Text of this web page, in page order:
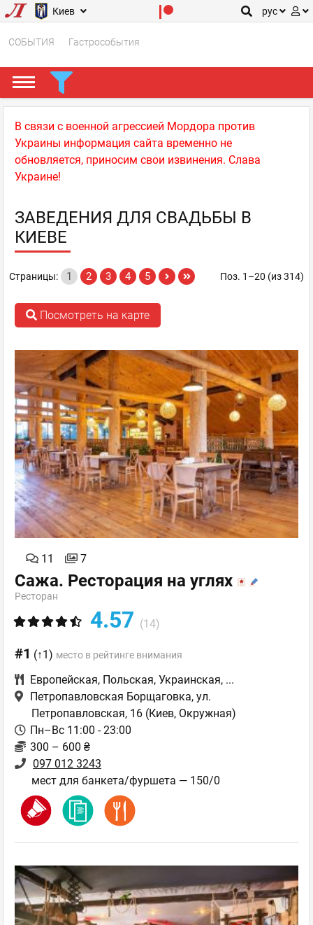
Киев рус
СОБЫТИЯ Гастрособытия
В связи с военной агрессией Мордора против
Украины информация сайта временно не
обновляется, приносим свои извинения. Слава
Украине!
ЗАВЕДЕНИЯ ДЛЯ СВАДЬБЫ В
КИЕВЕ
Поз. 1–20 (из 314)
Страницы: 1 2 3 4 5
Посмотреть на карте
11 7
Сажа. Ресторация на углях
Ресторан
4.57 (14)
#1 (↑1) место в рейтинге внимания
Европейская, Польская, Украинская, ...
Петропавловская Борщаговка, ул.
Петропавловская, 16 (Киев, Окружная)
Пн–Вс 11:00 - 23:00
300 – 600 ₴
097 012 3243
мест для банкета/фуршета — 150/0